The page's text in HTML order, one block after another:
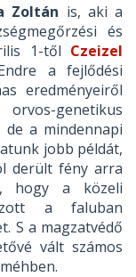
Zoltán is, aki a
és
1-től Czeizel
a fejlődési
eredményeiről
genetikus
a mindennapi
jobb példát,
derült fény arra
hogy a közeli
a faluban
S a magzatvédő
vált számos